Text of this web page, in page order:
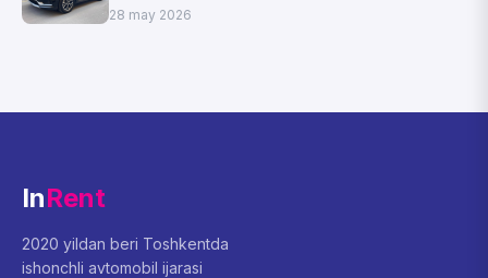
28 may 2026
InRent
2020 yildan beri Toshkentda
ishonchli avtomobil ijarasi